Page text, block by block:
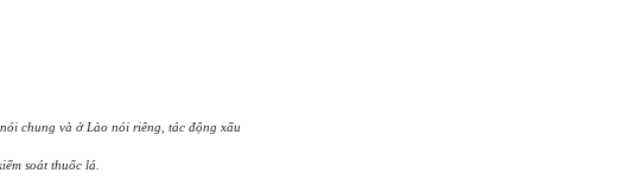
chung và ở Lào nói riêng, tác động xấu
soát thuốc lá.